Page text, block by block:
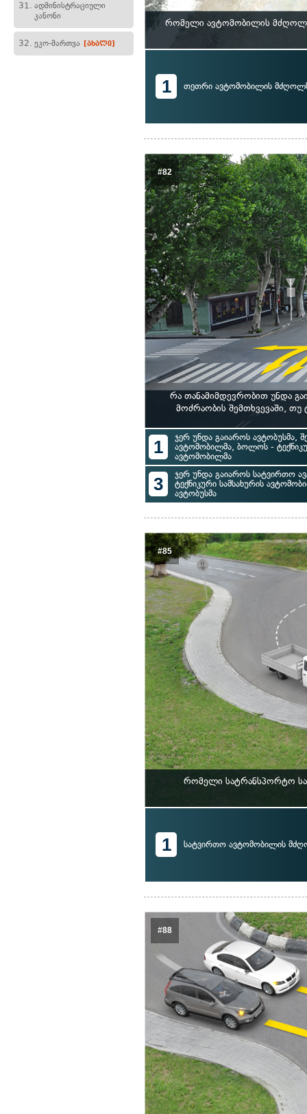
31. ადმინისტრაციული
კანონი
32. ეკო-მართვა [ახალი]
რომელი ავტომობილის მძღოლს
1 თეთრი ავტომობილის
#82
რა თანამიმდევრობით უნდა
მოძრაობის შემთხვევაში,
1
ჯერ უნდა გაიაროს ავტობუსმა,
ავტომობილმა, ბოლოს -
ავტომობილმა
3
ჯერ უნდა გაიაროს სატვირთო
ტექნიკური სამსახურის
ავტობუსმა
#85
რომელი სატრანსპორტო
1 სატვირთო ავტომობილის
#88